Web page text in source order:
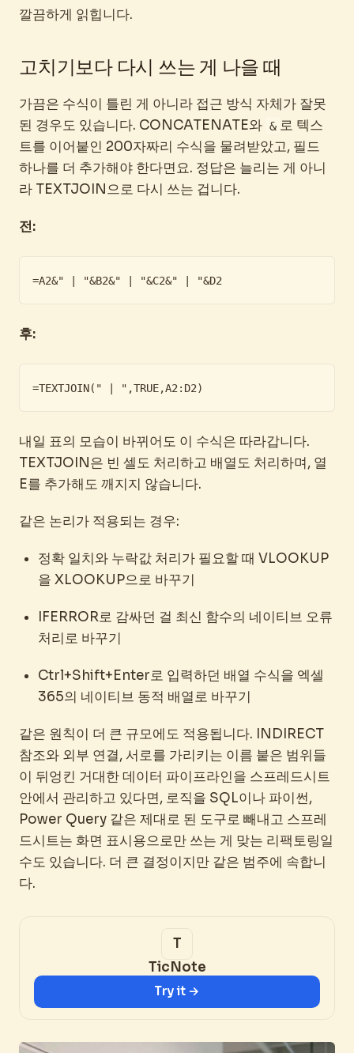
깔끔하게 읽힙니다.
고치기보다 다시 쓰는 게 나을 때
가끔은 수식이 틀린 게 아니라 접근 방식 자체가 잘못
된 경우도 있습니다. CONCATENATE와 & 로 텍스
트를 이어붙인 200자짜리 수식을 물려받았고, 필드
하나를 더 추가해야 한다면요. 정답은 늘리는 게 아니
라 TEXTJOIN으로 다시 쓰는 겁니다.
전:
=A2&" | "&B2&" | "&C2&" | "&D2
후:
=TEXTJOIN(" | ",TRUE,A2:D2)
내일 표의 모습이 바뀌어도 이 수식은 따라갑니다.
TEXTJOIN은 빈 셀도 처리하고 배열도 처리하며, 열
E를 추가해도 깨지지 않습니다.
같은 논리가 적용되는 경우:
정확 일치와 누락값 처리가 필요할 때 VLOOKUP
을 XLOOKUP으로 바꾸기
IFERROR로 감싸던 걸 최신 함수의 네이티브 오류
처리로 바꾸기
Ctrl+Shift+Enter로 입력하던 배열 수식을 엑셀
365의 네이티브 동적 배열로 바꾸기
같은 원칙이 더 큰 규모에도 적용됩니다. INDIRECT
참조와 외부 연결, 서로를 가리키는 이름 붙은 범위들
이 뒤엉킨 거대한 데이터 파이프라인을 스프레드시트
안에서 관리하고 있다면, 로직을 SQL이나 파이썬,
Power Query 같은 제대로 된 도구로 빼내고 스프레
드시트는 화면 표시용으로만 쓰는 게 맞는 리팩토링일
수도 있습니다. 더 큰 결정이지만 같은 범주에 속합니
다.
TicNote
Try it →